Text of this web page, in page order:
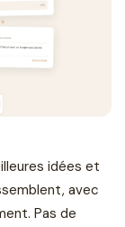
idées et
avec
Pas de